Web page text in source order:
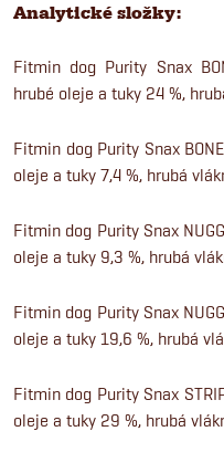
Analytické složky:
Fitmin dog Purity Snax
hrubé oleje a tuky 24 %,
Fitmin dog Purity Snax
oleje a tuky 7,4 %, hrubá
Fitmin dog Purity Snax
oleje a tuky 9,3 %, hrubá
Fitmin dog Purity Snax
oleje a tuky 19,6 %, hrubá
Fitmin dog Purity Snax
oleje a tuky 29 %, hrubá